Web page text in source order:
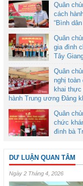
Quân
cách
“Bình
Quân
gia đình
Tây
Quân
nghị
khai thực
hành Trung ương Đảng
Quân
chức
đình bà
DƯ LUẬN QUAN TÂM
Ngày 2 Tháng 4, 2026